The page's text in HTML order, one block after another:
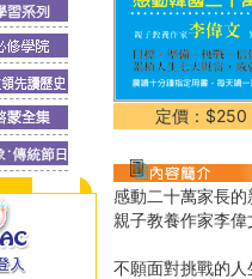
定價：$250
感動二十萬家長
親子教養作家李
不願面對挑戰的人